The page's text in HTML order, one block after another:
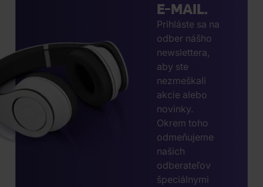
E-MAIL.
Prihláste sa na
odber nášho
newslettera,
aby ste
nezmeškali
akcie alebo
novinky.
Okrem toho
odmeňujeme
našich
odberateľov
špeciálnymi